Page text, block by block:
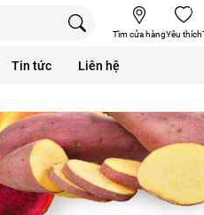
Tìm cửa hàng
(0)
Yêu thích
Tin tức Liên hệ